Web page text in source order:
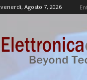
venerdì, Agosto 7, 2026